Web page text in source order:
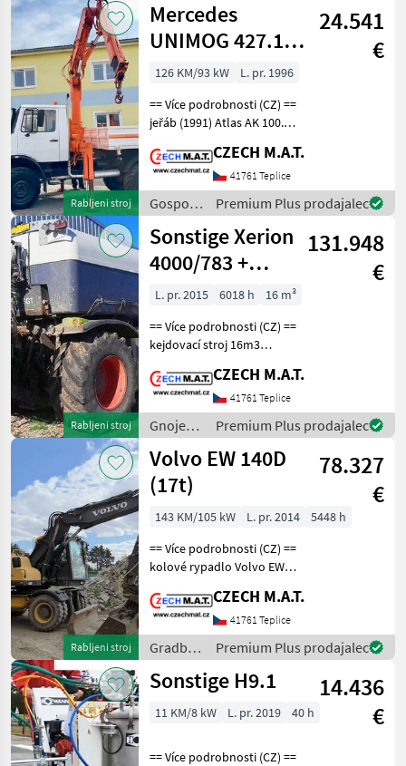
/
Mercedes
Rabljeni stroj
Mercedes
UNIMOG 427.11
+12m!
24.541
€
126 KM/93 kW
L. pr. 1996
== Více podrobnosti (CZ) ==
jeřáb (1991) Atlas AK 100.1
3.8m hydraulicky, dosah až
12m s manuálními výsuvy
(jsou :) rok 1996 v CZ od
CZECH M.A.T.
41761 Teplice
Gospodarska
vozila /
Mercedes
Premium Plus prodajalec
Rabljeni stroj
Sonstige Xerion
4000/783 +
SGT(Bauer)
131.948
€
L. pr. 2015 6018 h
16 m³
== Více podrobnosti (CZ) ==
kejdovací stroj 16m3
kombajnový podvozek
Claas Xerion 4000/783 rok
2015 najeto 6 018
motohodin pohon 4x4 308
kW
CZECH M.A.T.
41761 Teplice
Gnojenje
in
namakanje
/
Sonstige
Premium Plus prodajalec
Rabljeni stroj
Volvo EW 140D
(17t)
78.327
€
143 KM/105 kW L. pr. 2014
5448 h
== Více podrobnosti (CZ) ==
kolové rypadlo Volvo EW
mth (3.000 h v 2019)
úsporný motor Volvo D4H /
105kW hmotnost 16.85t
svítí EGR ve
CZECH M.A.T.
41761 Teplice
Gradbeni
stroji /
Volvo
Premium Plus prodajalec
Sonstige H9.1
14.436
€
11 KM/8 kW L. pr. 2019 40 h
== Více podrobnosti (CZ) ==